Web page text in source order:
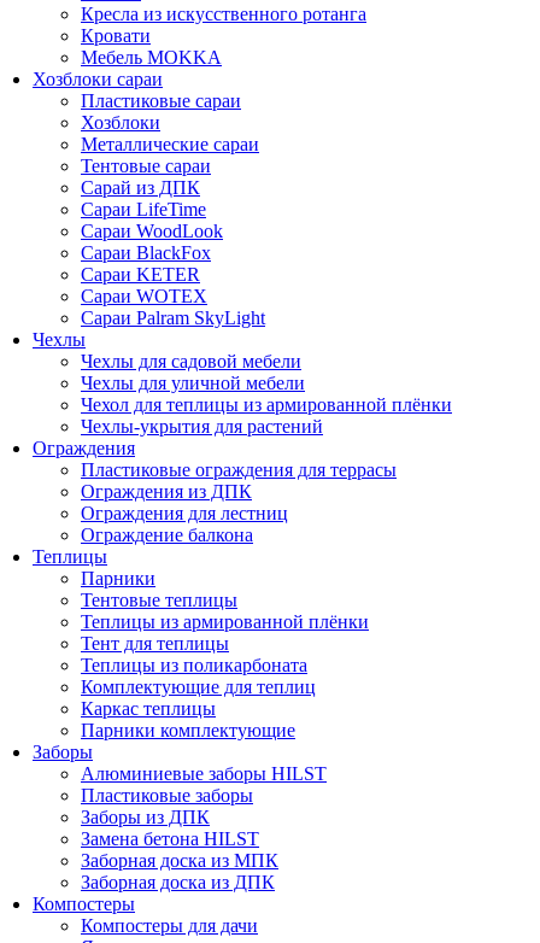
Кресла из искусственного ротанга
Кровати
Мебель MOKKA
Хозблоки сараи
Пластиковые сараи
Хозблоки
Металлические сараи
Тентовые сараи
Сарай из ДПК
Cараи LifeTime
Cараи WoodLook
Сараи BlackFox
Сараи KETER
Сараи WOTEX
Сараи Palram SkyLight
Чехлы
Чехлы для садовой мебели
Чехлы для уличной мебели
Чехол для теплицы из армированной плёнки
Чехлы-укрытия для растений
Ограждения
Пластиковые ограждения для террасы
Ограждения из ДПК
Ограждения для лестниц
Ограждение балкона
Теплицы
Парники
Тентовые теплицы
Теплицы из армированной плёнки
Тент для теплицы
Теплицы из поликарбоната
Комплектующие для теплиц
Каркас теплицы
Парники комплектующие
Заборы
Алюминиевые заборы HILST
Пластиковые заборы
Заборы из ДПК
Замена бетона HILST
Заборная доска из МПК
Заборная доска из ДПК
Компостеры
Компостеры для дачи